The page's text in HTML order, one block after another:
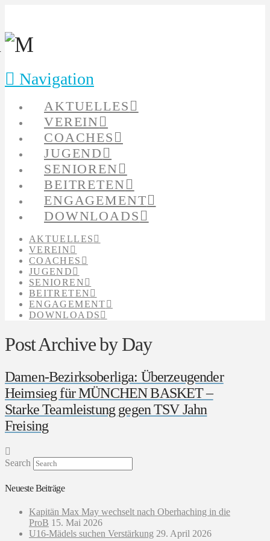
Navigation
AKTUELLES
VEREIN
COACHES
JUGEND
SENIOREN
BEITRETEN
ENGAGEMENT
DOWNLOADS
AKTUELLES
VEREIN
COACHES
JUGEND
SENIOREN
BEITRETEN
ENGAGEMENT
DOWNLOADS
Post Archive by Day
Damen-Bezirksoberliga: Überzeugender
Heimsieg für MÜNCHEN BASKET –
Starke Teamleistung gegen TSV Jahn
Freising
Search
Neueste Beiträge
Kapitän Max May wechselt nach Oberhaching in die
ProB 15. Mai 2026
U16-Mädels suchen Verstärkung 29. April 2026